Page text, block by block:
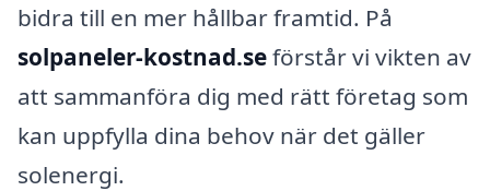
bidra till en mer hållbar framtid. På
solpaneler-kostnad.seförstår vi vikten av
att sammanföra dig med rätt företag som
kan uppfylla dina behov när det gäller
solenergi.